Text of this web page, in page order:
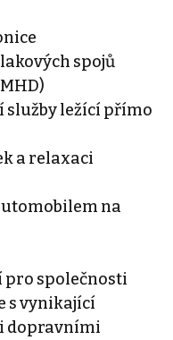
spojů
služby ležící přímo
a relaxaci
na
společnosti
s vynikající
dopravními